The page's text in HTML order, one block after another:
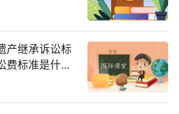
么？
产继承诉讼标
费标准是什